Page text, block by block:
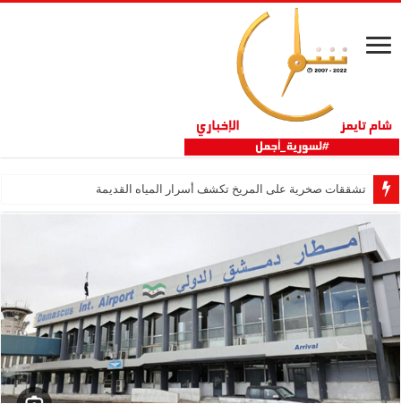
تشققات صخرية على المريخ تكشف أسرار المياه القديمة